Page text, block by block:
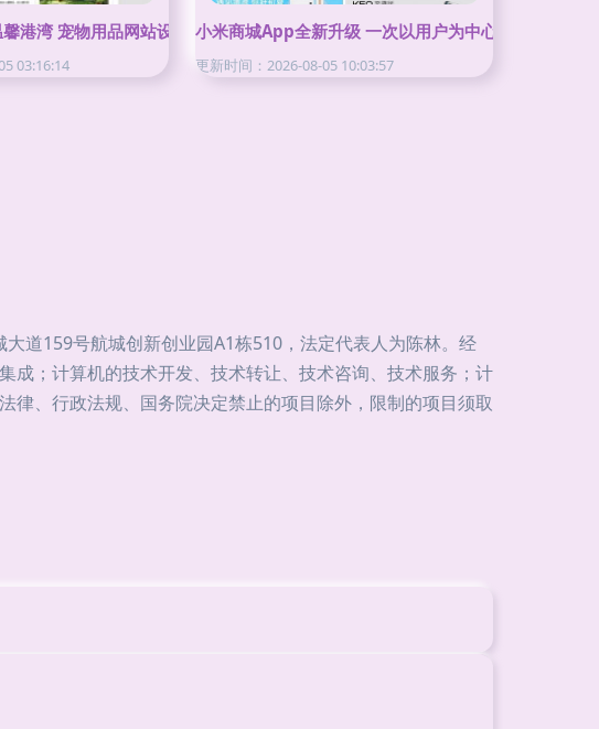
港湾 宠物用品网站设计新思维
03:16:14
小米商城App全新升级 一次以用户为中心的体验革新
更新时间：2026-08-05 10:03:57
道159号航城创新创业园A1栋510，法定代表人为陈林。经
成；计算机的技术开发、技术转让、技术咨询、技术服务；计
、行政法规、国务院决定禁止的项目除外，限制的项目须取